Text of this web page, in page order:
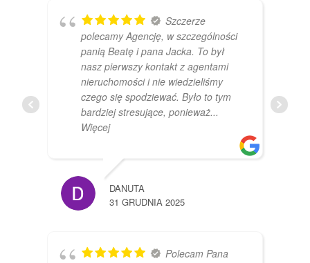
Szczerze
polecamy Agencję, w szczególności
panią Beatę i pana Jacka. To był
nasz pierwszy kontakt z agentami
nieruchomości i nie wiedzieliśmy
czego się spodziewać. Było to tym
bardziej stresujące, ponieważ...
Więcej
DANUTA
31 GRUDNIA 2025
Polecam Pana